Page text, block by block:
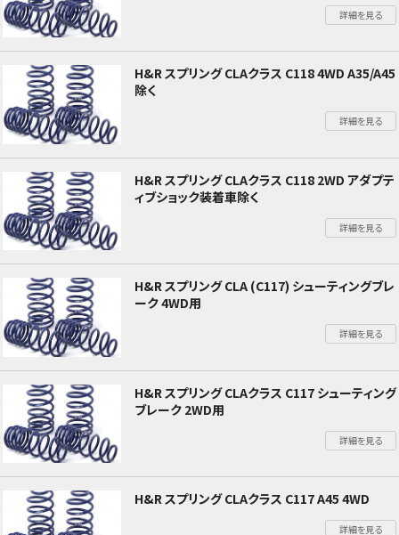
詳細を見る
H&R スプリング CLAクラス C118 4WD A35/A45
除く
詳細を見る
H&R スプリング CLAクラス C118 2WD アダプテ
ィブショック装着車除く
詳細を見る
H&R スプリング CLA (C117) シューティングブレ
ーク 4WD用
詳細を見る
H&R スプリング CLAクラス C117 シューティング
ブレーク 2WD用
詳細を見る
H&R スプリング CLAクラス C117 A45 4WD
詳細を見る